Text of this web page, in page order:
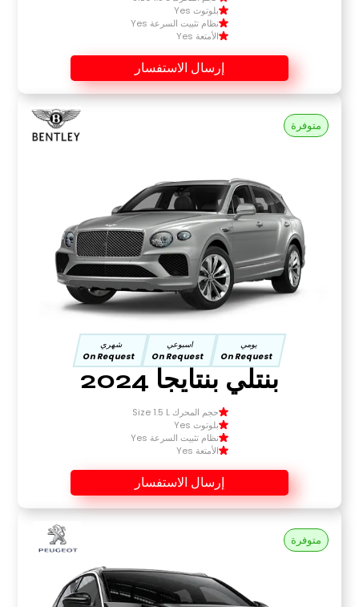
بلوتوث Yes
نظام تثبيت السرعة Yes
الأمتعة Yes
إرسال الاستفسار
متوفرة
يومي
On Request
اسبوعي
On Request
شهري
On Request
بنتلي بنتايجا 2024
حجم المحرك Size 1.5 L
بلوتوث Yes
نظام تثبيت السرعة Yes
الأمتعة Yes
إرسال الاستفسار
متوفرة